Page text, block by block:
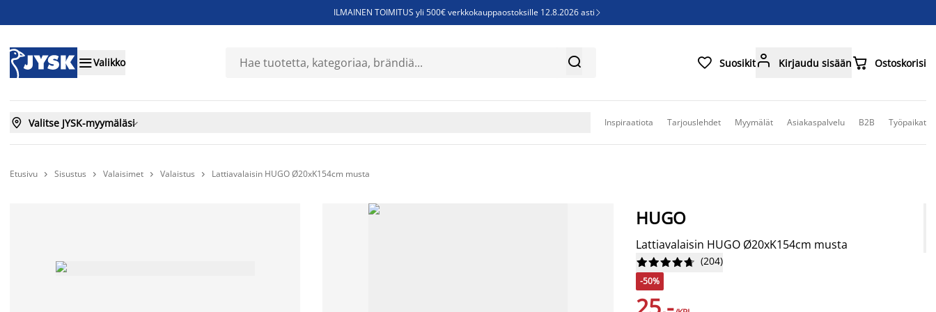
ILMAINEN TOIMITUS yli 500€ verkkokauppaostoksille 12.8.2026 asti 
Sijauspatjoja - Säästä jopa 60%
Valikko   Suosikit Kirjaudu sisään Ostoskorisi
 Valitse JYSK-myymäläsi Inspiraatiota Tarjouslehdet Myymälät Asiakaspalvelu B2B Työpaikat
Etusivu  Sisustus  Valaisimet  Valaistus  Lattiavalaisin HUGO Ø20xK154cm musta
HUGO
Lattiavalaisin HUGO Ø20xK154cm musta





 (204)
-50%